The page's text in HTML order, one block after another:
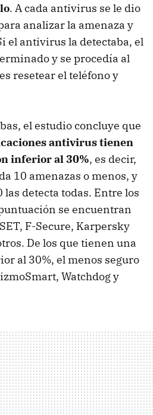
. A cada antivirus se le dio
analizar la amenaza y
el antivirus la detectaba, el
y se procedía al
resetear el teléfono y
el estudio concluye que
antivirus tienen
inferior al 30%, es decir,
10 amenazas o menos, y
las detecta todas. Entre los
se encuentran
F-Secure, Karpersky
De los que tienen una
al 30%, el menos seguro
Watchdog y